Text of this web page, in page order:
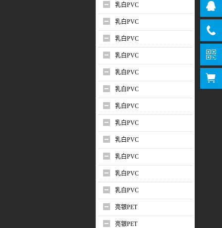
乳白PVC
乳白PVC
乳白PVC
乳白PVC
乳白PVC
乳白PVC
乳白PVC
乳白PVC
乳白PVC
乳白PVC
乳白PVC
乳白PVC
亮银PET
亮银PET